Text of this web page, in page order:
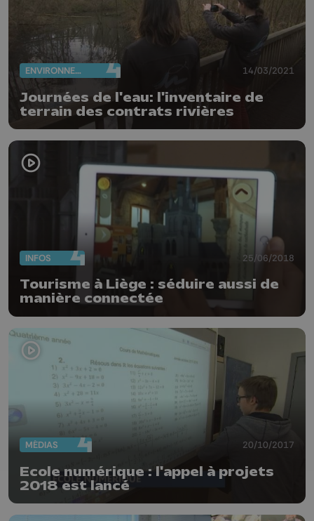
ENVIRONNEMENT 14/03/2021
Journées de l'eau: l'inventaire de
terrain des contrats rivières
INFOS 25/06/2018
Tourisme à Liège : séduire aussi de
manière connectée
MÉDIAS 20/10/2017
Ecole numérique : l'appel à projets
2018 est lancé